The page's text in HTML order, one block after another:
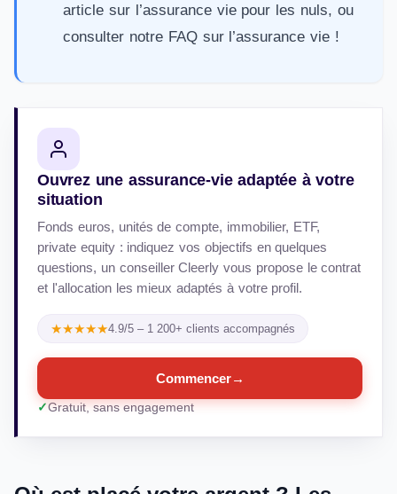
article sur l’assurance vie pour les nuls, ou
consulter notre FAQ sur l’assurance vie !
Ouvrez une assurance-vie adaptée à votre
situation
Fonds euros, unités de compte, immobilier, ETF,
private equity : indiquez vos objectifs en quelques
questions, un conseiller Cleerly vous propose le contrat
et l'allocation les mieux adaptés à votre profil.
★★★★★4.9/5 – 1 200+ clients accompagnés
Commencer→
Gratuit, sans engagement